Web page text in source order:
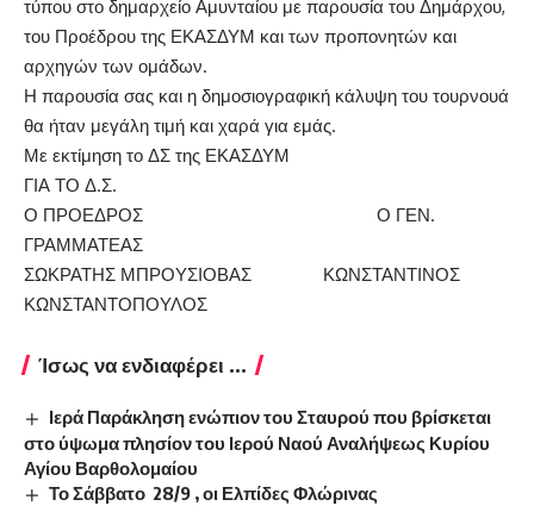
τύπου στο δημαρχείο Αμυνταίου με παρουσία του Δημάρχου,
του Προέδρου της ΕΚΑΣΔΥΜ και των προπονητών και
αρχηγών των ομάδων.
Η παρουσία σας και η δημοσιογραφική κάλυψη του τουρνουά
θα ήταν μεγάλη τιμή και χαρά για εμάς.
Με εκτίμηση το ΔΣ της ΕΚΑΣΔΥΜ
ΓΙΑ ΤΟ Δ.Σ.
Ο ΠΡΟΕΔΡΟΣ Ο ΓΕΝ.
ΓΡΑΜΜΑΤΕΑΣ
ΣΩΚΡΑΤΗΣ ΜΠΡΟΥΣΙΟΒΑΣ ΚΩΝΣΤΑΝΤΙΝΟΣ
ΚΩΝΣΤΑΝΤΟΠΟΥΛΟΣ
Ίσως να ενδιαφέρει ...
Ιερά Παράκληση ενώπιον του Σταυρού που βρίσκεται
στο ύψωμα πλησίον του Ιερού Ναού Αναλήψεως Κυρίου
Αγίου Βαρθολομαίου
Το Σάββατο 28/9 , οι Ελπίδες Φλώρινας